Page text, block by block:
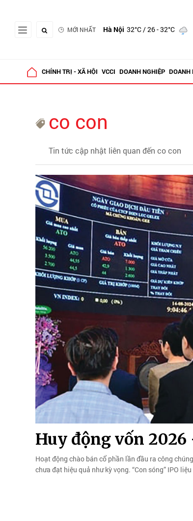
MỚI NHẤT Hà Nội 32°C/ 26 - 32°C
CHÍNH TRỊ - XÃ HỘI VCCI DOANH NGHIỆP DOANH
co con
Tin tức cập nhật liên quan đến co con
Huy động vốn 2026
Hoạt động chào bán cổ phần lần đầu ra công
chưa đạt hiệu quả như kỳ vọng. “Con sóng” IPO